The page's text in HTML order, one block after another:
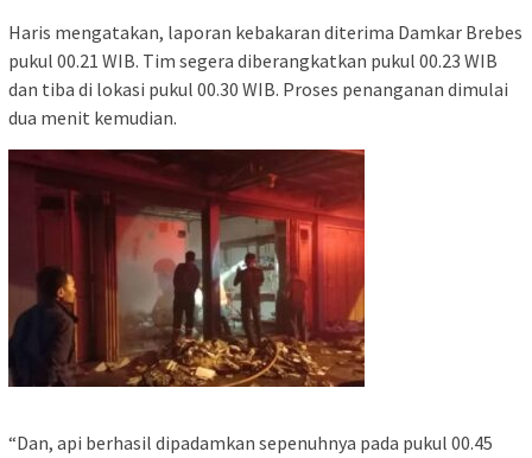
Haris mengatakan, laporan kebakaran diterima Damkar Brebes
pukul 00.21 WIB. Tim segera diberangkatkan pukul 00.23 WIB
dan tiba di lokasi pukul 00.30 WIB. Proses penanganan dimulai
dua menit kemudian.
“Dan, api berhasil dipadamkan sepenuhnya pada pukul 00.45